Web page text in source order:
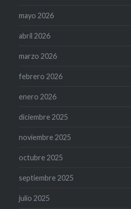
mayo 2026
abril 2026
marzo 2026
febrero 2026
enero 2026
diciembre 2025
noviembre 2025
octubre 2025
septiembre 2025
julio 2025